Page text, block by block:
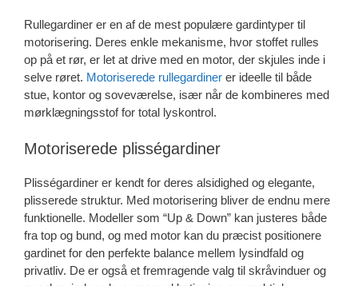
Rullegardiner er en af de mest populære gardintyper til
motorisering. Deres enkle mekanisme, hvor stoffet rulles
op på et rør, er let at drive med en motor, der skjules inde i
selve røret. Motoriserede rullegardiner er ideelle til både
stue, kontor og soveværelse, især når de kombineres med
mørklægningsstof for total lyskontrol.
Motoriserede plisségardiner
Plisségardiner er kendt for deres alsidighed og elegante,
plisserede struktur. Med motorisering bliver de endnu mere
funktionelle. Modeller som “Up & Down” kan justeres både
fra top og bund, og med motor kan du præcist positionere
gardinet for den perfekte balance mellem lysindfald og
privatliv. De er også et fremragende valg til skråvinduer og